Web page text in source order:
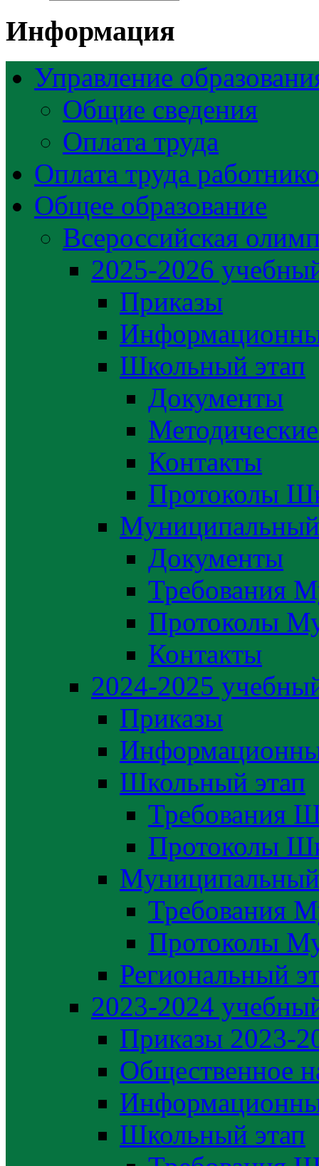
Информация
Управление
Общие сведения
Оплата труда
Оплата труда
Общее образование
Всероссийская
2025-2026
Приказы
Школьный этап
Документы
Контакты
Протоколы
Муниципальный
Документы
Требования
Протоколы
Контакты
2024-2025
Приказы
Школьный этап
Требования
Протоколы
Муниципальный
Требования
Протоколы
Региональный
2023-2024
Приказы 2023-
Общественное
Школьный этап